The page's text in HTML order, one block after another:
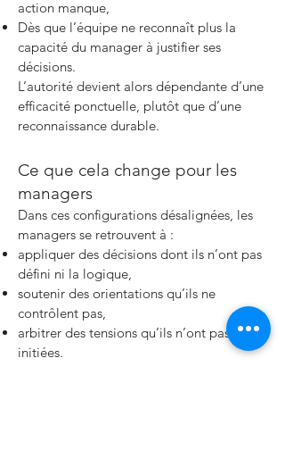
action manque,
Dès que l’équipe ne reconnaît plus la
capacité du manager à justifier ses
décisions.
L’autorité devient alors dépendante d’une
efficacité ponctuelle, plutôt que d’une
reconnaissance durable.
Ce que cela change pour les
managers
Dans ces configurations désalignées, les
managers se retrouvent à :
appliquer des décisions dont ils n’ont pas
défini ni la logique,
soutenir des orientations qu’ils ne
contrôlent pas,
arbitrer des tensions qu’ils n’ont pas
initiées.